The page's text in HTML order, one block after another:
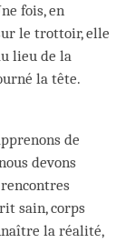
fois, en
le trottoir, elle
lieu de la
la tête.
de
devons
sain, corps
la réalité,